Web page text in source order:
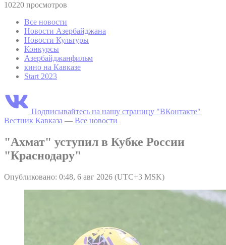
10220 просмотров
Все новости
Новости Азербайджана
Новости Культуры
Конкурсы
Азербайджанфильм
кино на Кавказе
Start 2023
Подписывайтесь на нашу страницу "ВКонтакте"
Вестник Кавказа — Все новости
"Ахмат" уступил в Кубке России
"Краснодару"
Опубликовано: 0:48, 6 авг 2026 (UTC+3 MSK)